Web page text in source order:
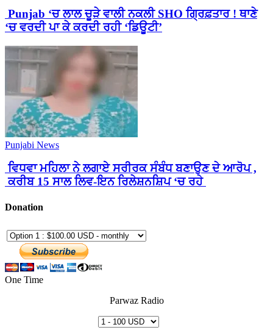
Punjab ‘ਚ ਲਾਲ ਚੂੜੇ ਵਾਲੀ ਨਕਲੀ SHO ਗ੍ਰਿਫ਼ਤਾਰ ! ਥਾਣੇ
‘ਚ ਵਰਦੀ ਪਾ ਕੇ ਕਰਦੀ ਰਹੀ ‘ਡਿਊਟੀ’
Punjabi News
ਵਿਧਵਾ ਮਹਿਲਾ ਨੇ ਲਗਾਏ ਸਰੀਰਕ ਸੰਬੰਧ ਬਣਾਉਣ ਦੇ ਆਰੋਪ ,
ਕਰੀਬ 15 ਸਾਲ ਲਿਵ-ਇਨ ਰਿਲੇਸ਼ਨਸ਼ਿਪ ‘ਚ ਰਹੇ
Donation
One Time
Parwaz Radio